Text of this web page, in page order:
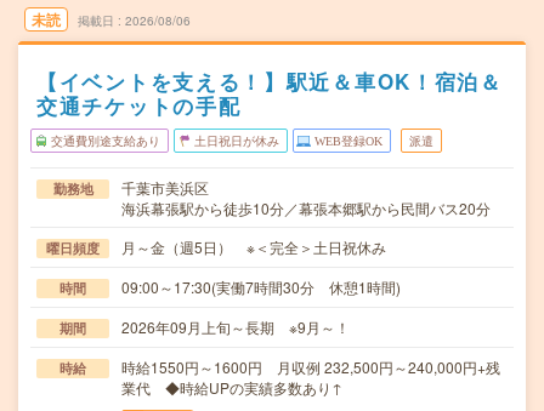
未読 掲載日 2026/08/06
【イベントを支える！】駅近＆車OK！宿泊＆
交通チケットの手配
交通費別途支給あり 土日祝日が休み WEB登録OK 派遣
勤務地
千葉市美浜区
海浜幕張駅から徒歩10分／幕張本郷駅から民間バス20分
曜日頻度 月～金（週5日） ※＜完全＞土日祝休み
時間 09:00～17:30(実働7時間30分 休憩1時間)
期間 2026年09月上旬～長期 ※9月～！
時給
時給1550円～1600円 月収例 232,500円～240,000円+残
業代 ◆時給UPの実績多数あり↑